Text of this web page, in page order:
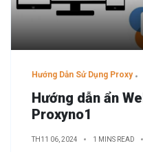
Hướng Dẫn Sử Dụng Proxy
Hướng dẫn ẩn
Proxyno1
TH11 06, 2024 1 MINS READ